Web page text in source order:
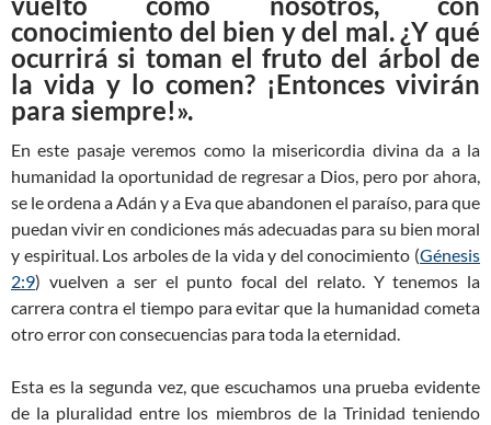
conocimiento del bien y del mal. ¿Y qué
ocurrirá si toman el fruto del árbol de
la vida y lo comen? ¡Entonces vivirán
para siempre!».
En este pasaje veremos como la misericordia divina da a la
humanidad la oportunidad de regresar a Dios, pero por ahora,
se le ordena a Adán y a Eva que abandonen el paraíso, para que
puedan vivir en condiciones más adecuadas para su bien moral
y espiritual. Los arboles de la vida y del conocimiento (Génesis
2:9) vuelven a ser el punto focal del relato. Y tenemos la
carrera contra el tiempo para evitar que la humanidad cometa
otro error con consecuencias para toda la eternidad.
Esta es la segunda vez, que escuchamos una prueba evidente
de la pluralidad entre los miembros de la Trinidad teniendo